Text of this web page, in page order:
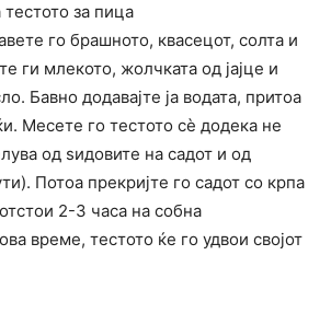
за пица
го брашното, квасецот, солта и
ги млекото, жолчката од јајце и
Бавно додавајте ја водата, притоа
Месете го тестото сè додека не
од ѕидовите на садот и од
Потоа прекријте го садот со крпа
2-3 часа на собна
време, тестото ќе го удвои својот